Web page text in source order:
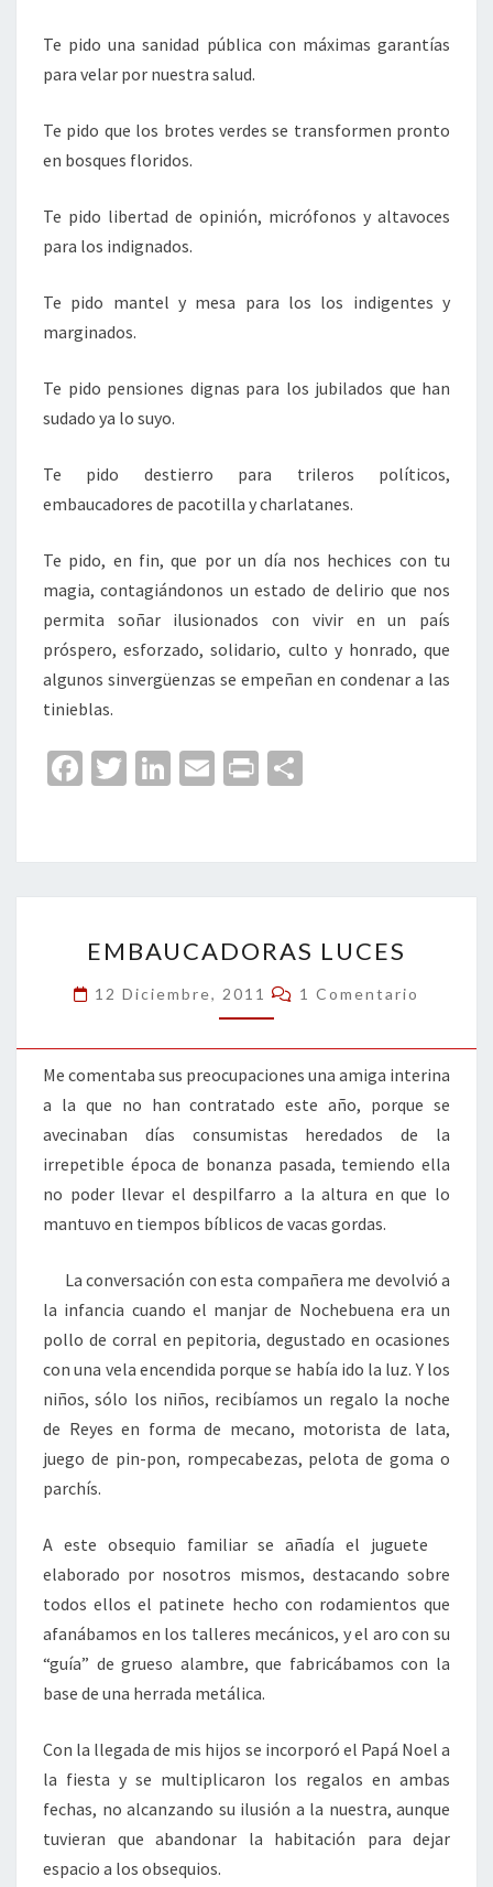
Te pido una sanidad pública con máximas garantías
para velar por nuestra salud.
Te pido que los brotes verdes se transformen pronto
en bosques floridos.
Te pido libertad de opinión, micrófonos y altavoces
para los indignados.
Te pido mantel y mesa para los los indigentes y
marginados.
Te pido pensiones dignas para los jubilados que han
sudado ya lo suyo.
Te pido destierro para trileros políticos,
embaucadores de pacotilla y charlatanes.
Te pido, en fin, que por un día nos hechices con tu
magia, contagiándonos un estado de delirio que nos
permita soñar ilusionados con vivir en un país
próspero, esforzado, solidario, culto y honrado, que
algunos sinvergüenzas se empeñan en condenar a las
tinieblas.
Fa
o
o
k
T
er
Li
dI
n
E
l
Pr
p
ar
tir
LUCES
EMBAUCADORAS LUCES
12 Diciembre, 2011 Comentarios
1 Comentario
Me comentaba sus preocupaciones una amiga interina
a la que no han contratado este año, porque se
avecinaban días consumistas heredados de la
irrepetible época de bonanza pasada, temiendo ella
no poder llevar el despilfarro a la altura en que lo
mantuvo en tiempos bíblicos de vacas gordas.
La conversación con esta compañera me devolvió a
la infancia cuando el manjar de Nochebuena era un
pollo de corral en pepitoria, degustado en ocasiones
con una vela encendida porque se había ido la luz. Y los
niños, sólo los niños, recibíamos un regalo la noche
de Reyes en forma de mecano, motorista de lata,
juego de pin-pon, rompecabezas, pelota de goma o
parchís.
A este obsequio familiar se añadía el juguete
elaborado por nosotros mismos, destacando sobre
todos ellos el patinete hecho con rodamientos que
afanábamos en los talleres mecánicos, y el aro con su
“guía” de grueso alambre, que fabricábamos con la
base de una herrada metálica.
Con la llegada de mis hijos se incorporó el Papá Noel a
la fiesta y se multiplicaron los regalos en ambas
fechas, no alcanzando su ilusión a la nuestra, aunque
tuvieran que abandonar la habitación para dejar
espacio a los obsequios.